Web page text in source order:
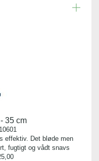
35 cm
effektiv. Det bløde men
fugtigt og vådt snavs